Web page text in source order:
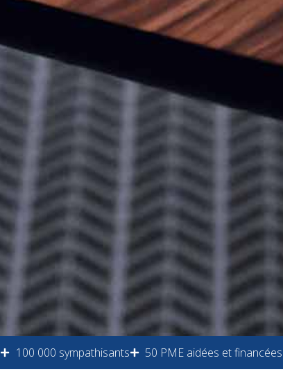
100 000 sympathisants 50 PME aidées et financées